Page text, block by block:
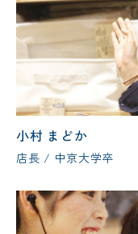
小村 まどか
店長 / 中京大学卒